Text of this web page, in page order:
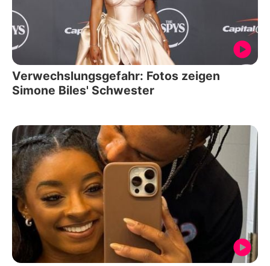
Verwechslungsgefahr: Fotos zeigen
Simone Biles' Schwester